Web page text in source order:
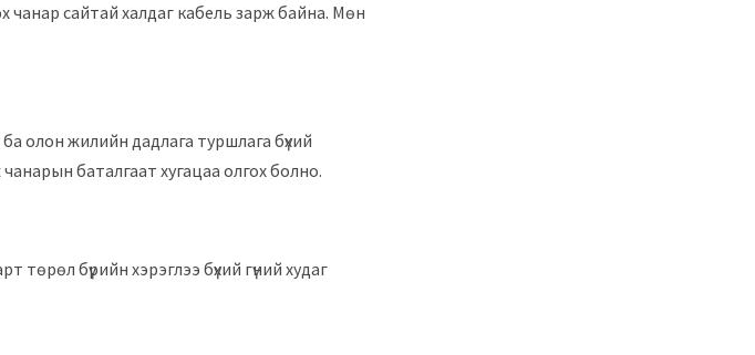
чанар сайтай халдаг кабель зарж байна. Мөн
олон жилийн дадлага туршлага бүхий
баталгаат хугацаа олгох болно.
төрөл бүрийн хэрэглээ бүхий гүний худаг